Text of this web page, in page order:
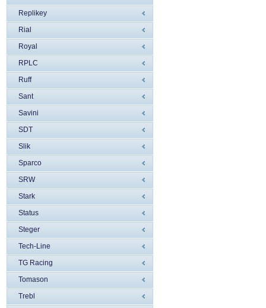
Replikey
Rial
Royal
RPLC
Ruff
Sant
Savini
SDT
Slik
Sparco
SRW
Stark
Status
Steger
Tech-Line
TG Racing
Tomason
Trebl